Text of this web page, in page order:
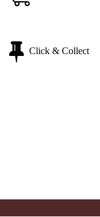
Click & Collect